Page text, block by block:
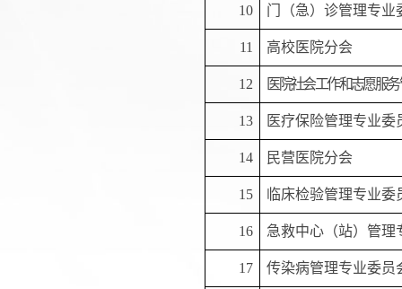
10 门（急）诊管理专业
11 高校医院分会
12 医院社会工作和志愿服
13 医疗保险管理专业委
14 民营医院分会
15 临床检验管理专业委
16 急救中心（站）管理
17 传染病管理专业委员